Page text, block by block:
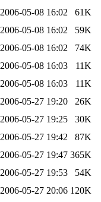
2006-05-08 16:02
61K
2006-05-08 16:02
59K
2006-05-08 16:02
74K
2006-05-08 16:03
11K
2006-05-08 16:03
11K
2006-05-27 19:20
26K
2006-05-27 19:25
30K
2006-05-27 19:42
87K
2006-05-27 19:47 365K
2006-05-27 19:53
54K
2006-05-27 20:06 120K